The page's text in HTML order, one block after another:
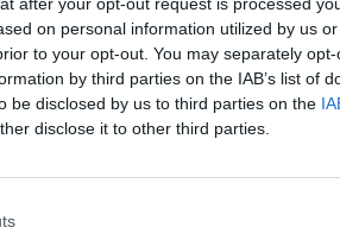
on personal information utilized by us
to your opt-out. You may separately
by third parties on the IAB’s list of
be disclosed by us to third parties on the
disclose it to other third parties.
la TVA légale. PlusLivraisonplusDépôt€
les droits d’accise
Critiques
est un instinct primordial
pas affecté, mais si vous faites partie